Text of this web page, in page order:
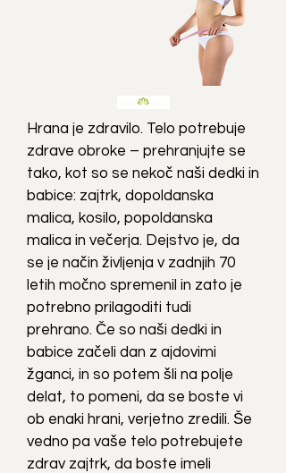
Hrana je zdravilo. Telo potrebuje
zdrave obroke – prehranjujte se
tako, kot so se nekoč naši dedki in
babice: zajtrk, dopoldanska
malica, kosilo, popoldanska
malica in večerja. Dejstvo je, da
se je način življenja v zadnjih 70
letih močno spremenil in zato je
potrebno prilagoditi tudi
prehrano. Če so naši dedki in
babice začeli dan z ajdovimi
žganci, in so potem šli na polje
delat, to pomeni, da se boste vi
ob enaki hrani, verjetno zredili. Še
vedno pa vaše telo potrebujete
zdrav zajtrk, da boste imeli